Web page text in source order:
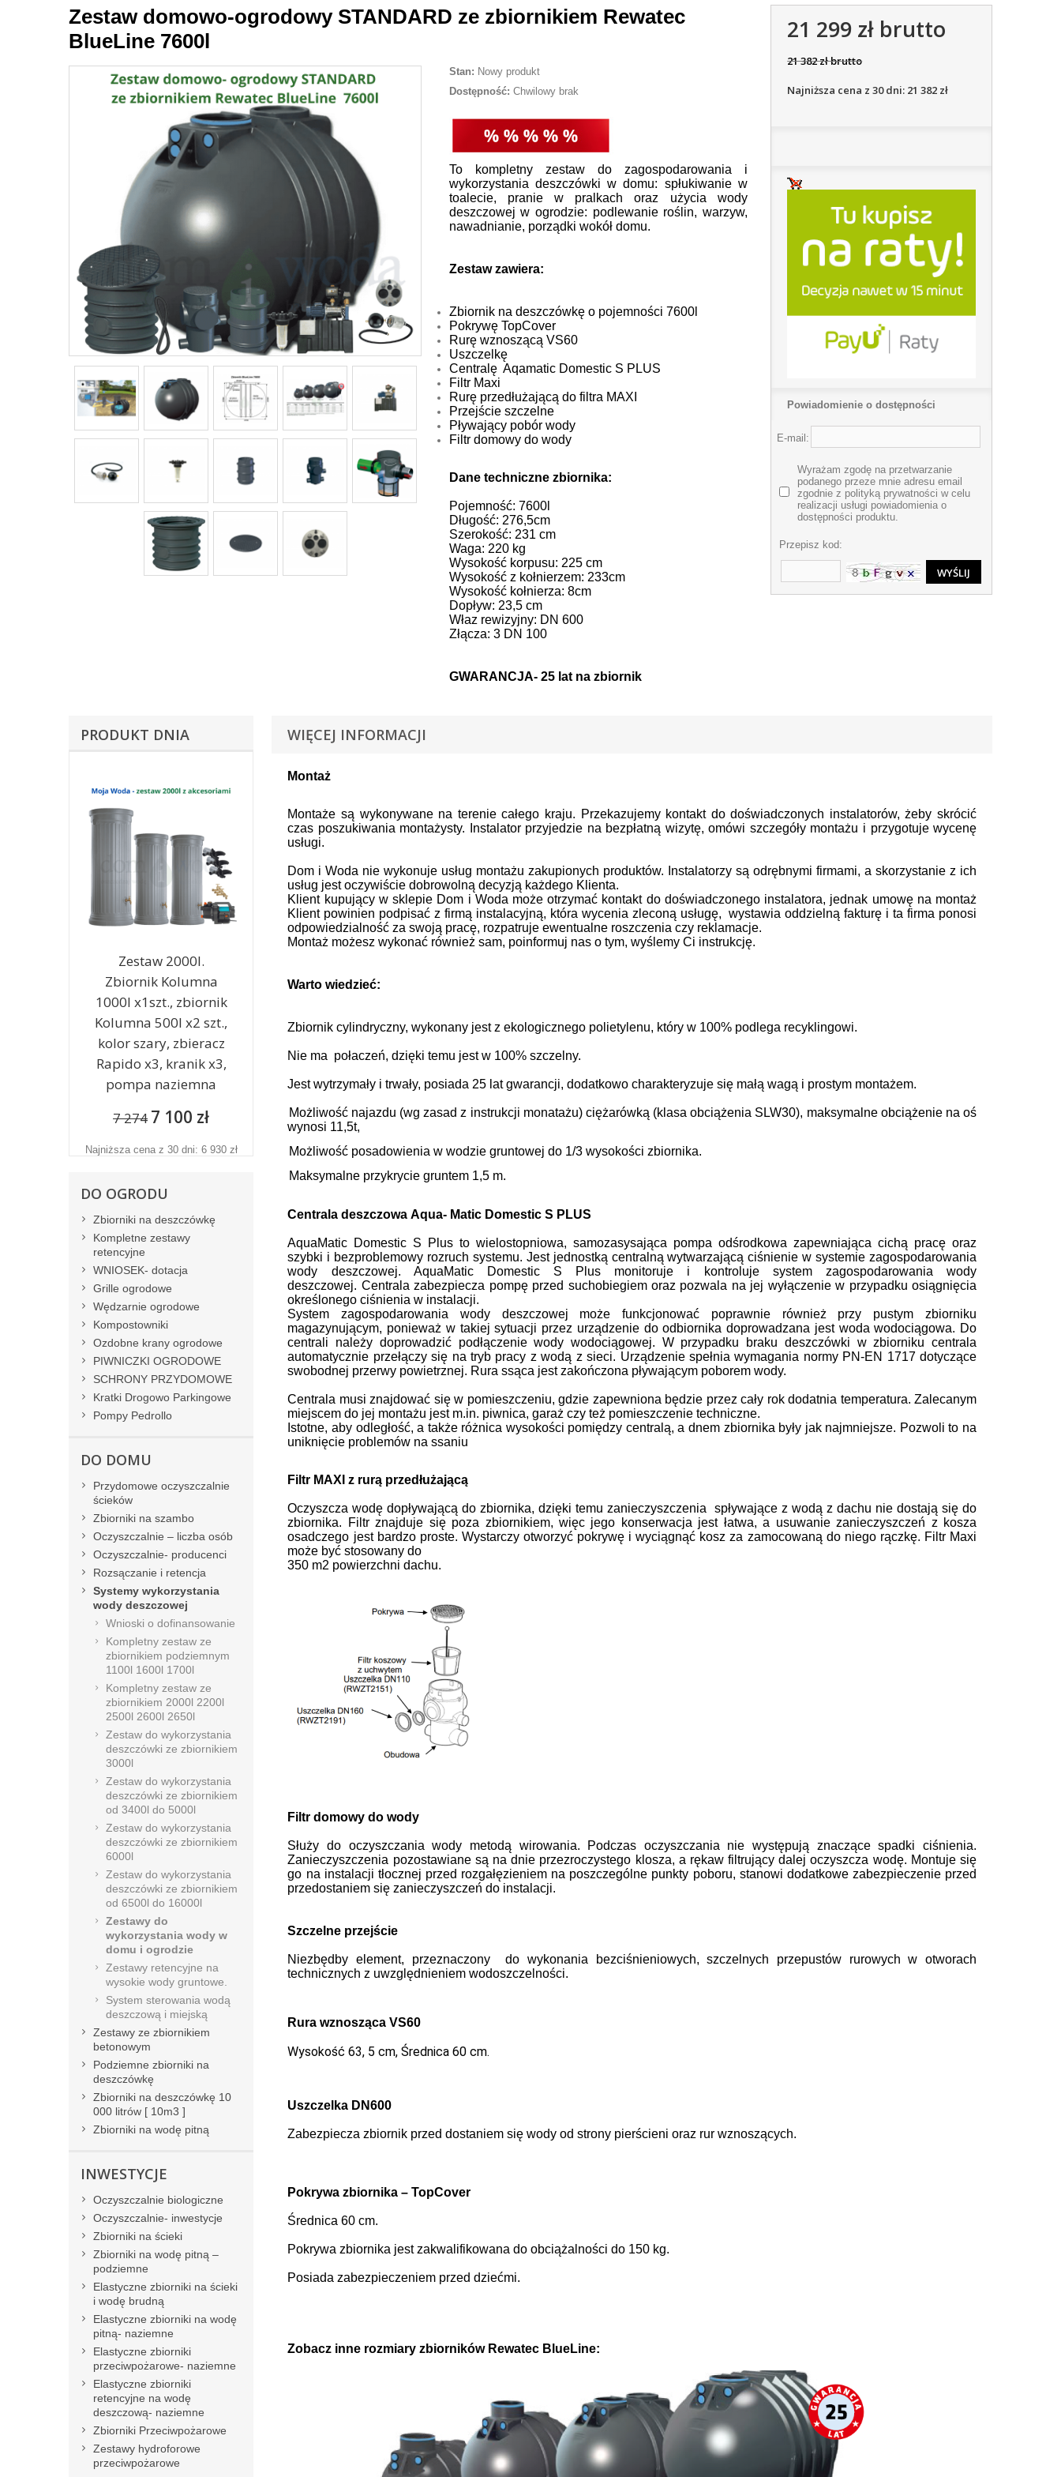
Zestaw domowo-ogrodowy STANDARD ze zbiornikiem Rewatec
BlueLine 7600l
Stan: Nowy produkt
Dostępność: Chwilowy brak
To kompletny zestaw do zagospodarowania i
wykorzystania deszczówki w domu: spłukiwanie w
toalecie, pranie w pralkach oraz użycia wody
deszczowej w ogrodzie: podlewanie roślin, warzyw,
nawadnianie, porządki wokół domu.
Zestaw zawiera:
Zbiornik na deszczówkę o pojemności 7600l
Pokrywę TopCover
Rurę wznoszącą VS60
Uszczelkę
Centralę Aqamatic Domestic S PLUS
Filtr Maxi
Rurę przedłużającą do filtra MAXI
Przejście szczelne
Pływający pobór wody
Filtr domowy do wody
Dane techniczne zbiornika:
Pojemność: 7600l
Długość: 276,5cm
Szerokość: 231 cm
Waga: 220 kg
Wysokość korpusu: 225 cm
Wysokość z kołnierzem: 233cm
Wysokość kołnierza: 8cm
Dopływ: 23,5 cm
Właz rewizyjny: DN 600
Złącza: 3 DN 100
GWARANCJA- 25 lat na zbiornik
21 299 zł brutto
21 382 zł brutto
Najniższa cena z 30 dni: 21 382 zł
Powiadomienie o dostępności
E-mail:
Wyrażam zgodę na przetwarzanie
podanego przeze mnie adresu email
zgodnie z polityką prywatności w celu
realizacji usługi powiadomienia o
dostępności produktu.
Przepisz kod:
WIĘCEJ INFORMACJI
Montaż
Montaże są wykonywane na terenie całego kraju. Przekazujemy kontakt do doświadczonych instalatorów, żeby skrócić
czas poszukiwania montażysty.
Instalator przyjedzie na bezpłatną wizytę, omówi szczegóły montażu i przygotuje wycenę
usługi.
Dom i Woda nie wykonuje usług montażu zakupionych produktów. Instalatorzy są odrębnymi firmami, a skorzystanie z ich
usług jest oczywiście dobrowolną decyzją każdego Klienta.
Klient kupujący w sklepie Dom i Woda może otrzymać kontakt do doświadczonego instalatora, jednak umowę na montaż
Klient powinien podpisać z firmą instalacyjną, która wycenia zleconą usługę, wystawia oddzielną fakturę i ta firma ponosi
odpowiedzialność za swoją pracę, rozpatruje ewentualne roszczenia czy reklamacje.
Montaż możesz wykonać również sam, poinformuj nas o tym, wyślemy Ci instrukcję.
Warto wiedzieć:
Zbiornik cylindryczny, wykonany jest z ekologicznego polietylenu, który w 100% podlega recyklingowi.
Nie ma połaczeń, dzięki temu jest w 100% szczelny.
Jest wytrzymały i trwały, posiada 25 lat gwarancji, dodatkowo charakteryzuje się małą wagą i prostym montażem.
Możliwość najazdu (wg zasad z instrukcji monatażu) ciężarówką (klasa obciążenia SLW30), maksymalne obciążenie na oś
wynosi 11,5t,
Możliwość posadowienia w wodzie gruntowej do 1/3 wysokości zbiornika.
Maksymalne przykrycie gruntem 1,5 m.
Centrala deszczowa Aqua- Matic Domestic S PLUS
AquaMatic Domestic S Plustowielostopniowa, samozasysająca pompa odśrodkowazapewniająca cichą pracę oraz
szybki i bezproblemowy rozruch systemu. Jest jednostką centralną wytwarzającą ciśnienie w systemie zagospodarowania
wody deszczowej. AquaMatic Domestic S Plus monitoruje i kontroluje system zagospodarowania wody
deszczowej. Centrala zabezpiecza pompę przed suchobiegiem oraz pozwala na jej wyłączenie w przypadku osiągnięcia
określonego ciśnienia w instalacji.
System zagospodarowania wody deszczowej może funkcjonować poprawnie również przy pustym zbiorniku
magazynującym, ponieważ w takiej sytuacji przez urządzenie do odbiornika doprowadzana jest woda wodociągowa. Do
centrali należy doprowadzić podłączenie wody wodociągowej. W przypadku braku deszczówki w zbiorniku centrala
automatycznie przełączy się na tryb pracy z wodą z sieci. Urządzenie spełnia wymagania normy PN-EN 1717 dotyczące
swobodnej przerwy powietrznej. Rura ssąca jest zakończona pływającym poborem wody.
Centrala musi znajdować się w pomieszczeniu, gdzie zapewniona będzie przez cały rok dodatnia temperatura. Zalecanym
miejscem do jej montażu jest m.in. piwnica, garaż czy też pomieszczenie techniczne.
Istotne, aby odległość, a także różnica wysokości pomiędzy centralą, a dnem zbiornika były jak najmniejsze. Pozwoli to na
uniknięcie problemów na ssaniu
Filtr MAXI z rurą przedłużającą
Oczyszcza wodę dopływającą do zbiornika, dzięki temuzanieczyszczenia spływające z wodą z dachu nie dostają się do
zbiornika. Filtr znajduje się poza zbiornikiem, więc jego konserwacja jest łatwa, a usuwanie zanieczyszczeń z kosza
osadczego jest bardzo proste. Wystarczy otworzyć pokrywę i wyciągnąć kosz za zamocowaną do niego rączkę. Filtr Maxi
może być stosowany do
350 m2 powierzchni dachu.
Filtr domowy do wody
Służy do oczyszczania wody metodą wirowania. Podczas oczyszczania nie występują znaczące spadki ciśnienia.
Zanieczyszczenia pozostawiane są na dnie przezroczystego klosza, a rękaw filtrujący dalej oczyszcza wodę. Montuje się
go na instalacji tłocznej przed rozgałęzieniem na poszczególne punkty poboru, stanowi dodatkowe zabezpieczenie przed
przedostaniem się zanieczyszczeń do instalacji.
Szczelne przejście
Niezbędby element, przeznaczony do wykonania bezciśnieniowych, szczel nych przepustów rurowych w otworach
technicznychz uwzględnieniem wodoszczelności.
Rura wznosząca VS60
Wysokość 63, 5 cm, Średnica 60 cm.
Uszczelka DN600
Zabezpiecza zbiornik przed dostaniem się wody od strony pierścieni oraz rur wznoszących.
Pokrywa zbiornika – TopCover
Średnica 60 cm.
Pokrywa zbiornika jest zakwalifikowana do obciążalności do 150 kg.
Posiada zabezpieczeniem przed dziećmi.
Zobacz inne rozmiary zbiorników Rewatec BlueLine:
PRODUKT DNIA
Zestaw 2000l.
Zbiornik Kolumna
1000l x1szt., zbiornik
Kolumna 500l x2 szt.,
kolor szary, zbieracz
Rapido x3, kranik x3,
pompa naziemna
7 274 7 100 zł
Najniższa cena z 30 dni: 6 930 zł
DO OGRODU
Zbiorniki na deszczówkę
Kompletne zestawy
retencyjne
WNIOSEK- dotacja
Grille ogrodowe
Wędzarnie ogrodowe
Kompostowniki
Ozdobne krany ogrodowe
PIWNICZKI OGRODOWE
SCHRONY PRZYDOMOWE
Kratki Drogowo Parkingowe
Pompy Pedrollo
DO DOMU
Przydomowe oczyszczalnie
ścieków
Zbiorniki na szambo
Oczyszczalnie – liczba osób
Oczyszczalnie- producenci
Rozsączanie i retencja
Systemy wykorzystania
wody deszczowej
Wnioski o dofinansowanie
Kompletny zestaw ze
zbiornikiem podziemnym
1100l 1600l 1700l
Kompletny zestaw ze
zbiornikiem 2000l 2200l
2500l 2600l 2650l
Zestaw do wykorzystania
deszczówki ze zbiornikiem
3000l
Zestaw do wykorzystania
deszczówki ze zbiornikiem
od 3400l do 5000l
Zestaw do wykorzystania
deszczówki ze zbiornikiem
6000l
Zestaw do wykorzystania
deszczówki ze zbiornikiem
od 6500l do 16000l
Zestawy do
wykorzystania wody w
domu i ogrodzie
Zestawy retencyjne na
wysokie wody gruntowe.
System sterowania wodą
deszczową i miejską
Zestawy ze zbiornikiem
betonowym
Podziemne zbiorniki na
deszczówkę
Zbiorniki na deszczówkę 10
000 litrów [ 10m3 ]
Zbiorniki na wodę pitną
INWESTYCJE
Oczyszczalnie biologiczne
Oczyszczalnie- inwestycje
Zbiorniki na ścieki
Zbiorniki na wodę pitną –
podziemne
Elastyczne zbiorniki na ścieki
i wodę brudną
Elastyczne zbiorniki na wodę
pitną- naziemne
Elastyczne zbiorniki
przeciwpożarowe- naziemne
Elastyczne zbiorniki
retencyjne na wodę
deszczową- naziemne
Zbiorniki Przeciwpożarowe
Zestawy hydroforowe
przeciwpożarowe